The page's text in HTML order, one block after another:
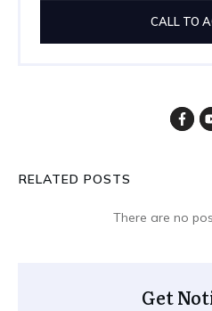
CALL TO
RELATED POSTS
Get